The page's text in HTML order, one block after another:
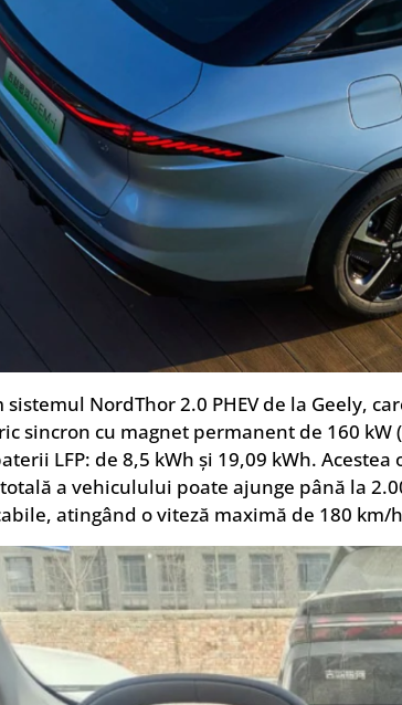
sistemul NordThor 2.0 PHEV de la Geely,
sincron cu magnet permanent de 160
LFP: de 8,5 kWh și 19,09 kWh.
totală a vehiculului poate ajunge până la
atingând o viteză maximă de 180